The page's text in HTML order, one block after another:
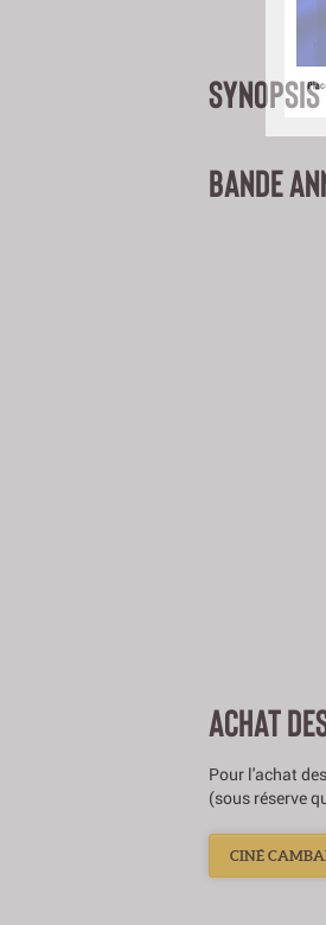
SYNOPSIS
BANDE
ACHAT
Pour l'achat
(sous réserve
CINÉ